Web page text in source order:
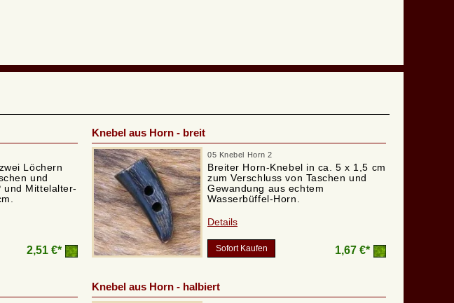
Löchern
und
und Mittelalter-
2,51 €*
Knebel aus Horn - breit
05 Knebel Horn 2
Breiter Horn-Knebel in ca. 5 x 1,5 cm
zum Verschluss von Taschen und
Gewandung aus echtem
Wasserbüffel-Horn.
Details
Sofort Kaufen 1,67 €*
Knebel aus Horn - halbiert